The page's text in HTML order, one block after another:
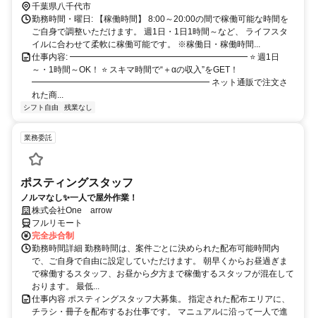
千葉県八千代市
勤務時間・曜日: 【稼働時間】 8:00～20:00の間で稼働可能な時間を
ご自身で調整いただけます。 週1日・1日1時間～など、 ライフスタ
イルに合わせて柔軟に稼働可能です。 ※稼働日・稼働時間...
仕事内容: ━━━━━━━━━━━━━━━━━━━━━ ⭐ 週1日
～・1時間～OK！ ⭐ スキマ時間で“＋αの収入”をGET！
━━━━━━━━━━━━━━━━━━━━━ ネット通販で注文さ
れた商...
シフト自由 残業なし
業務委託
ポスティングスタッフ
ノルマなし✨一人で屋外作業！
株式会社One arrow
フルリモート
完全歩合制
勤務時間詳細 勤務時間は、案件ごとに決められた配布可能時間内
で、ご自身で自由に設定していただけます。 朝早くからお昼過ぎま
で稼働するスタッフ、お昼から夕方まで稼働するスタッフが混在して
おります。 最低...
仕事内容 ポスティングスタッフ大募集。 指定された配布エリアに、
チラシ・冊子を配布するお仕事です。 マニュアルに沿って一人で進